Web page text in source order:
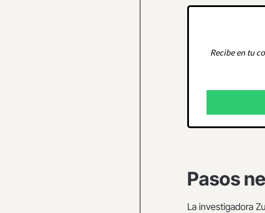
Recibe en tu
Pasos
La investigadora